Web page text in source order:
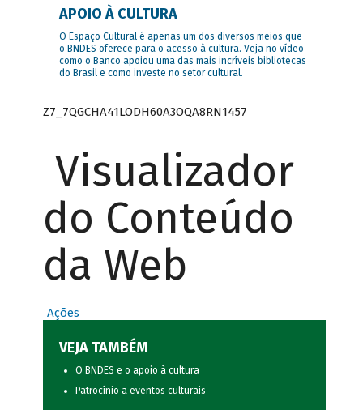
APOIO À CULTURA
O Espaço Cultural é apenas um dos diversos meios que
o BNDES oferece para o acesso à cultura. Veja no vídeo
como o Banco apoiou uma das mais incríveis bibliotecas
do Brasil e como investe no setor cultural.
Z7_7QGCHA41LODH60A3OQA8RN1457
Visualizador
do Conteúdo
da Web
Ações
VEJA TAMBÉM
O BNDES e o apoio à cultura
Patrocínio a eventos culturais